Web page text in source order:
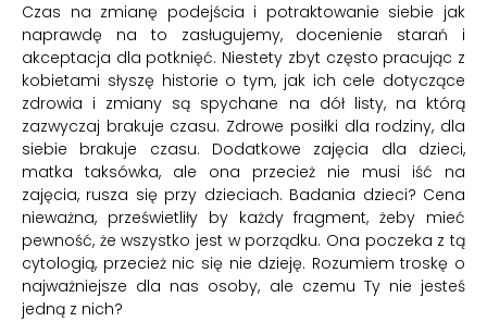
Czas na zmianę podejścia i potraktowanie siebie jak
naprawdę na to zasługujemy, docenienie starań i
akceptacja dla potknięć. Niestety zbyt często pracując z
kobietami słyszę historie o tym, jak ich cele dotyczące
zdrowia i zmiany są spychane na dół listy, na którą
zazwyczaj brakuje czasu. Zdrowe posiłki dla rodziny, dla
siebie brakuje czasu. Dodatkowe zajęcia dla dzieci,
matka taksówka, ale ona przecież nie musi iść na
zajęcia, rusza się przy dzieciach. Badania dzieci? Cena
nieważna, prześwietliły by każdy fragment, żeby mieć
pewność, że wszystko jest w porządku. Ona poczeka z tą
cytologią, przecież nic się nie dzieję. Rozumiem troskę o
najważniejsze dla nas osoby, ale czemu Ty nie jesteś
jedną z nich?